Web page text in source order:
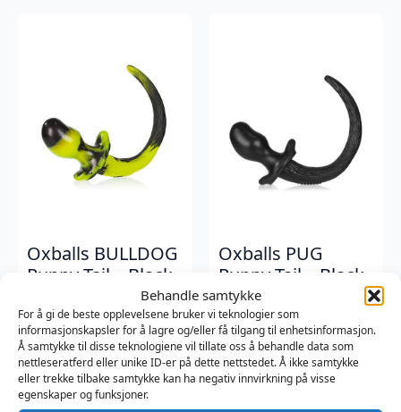
Behandle samtykke
For å gi de beste opplevelsene bruker vi teknologier som
informasjonskapsler for å lagre og/eller få tilgang til enhetsinformasjon.
Å samtykke til disse teknologiene vil tillate oss å behandle data som
nettleseratferd eller unike ID-er på dette nettstedet. Å ikke samtykke
eller trekke tilbake samtykke kan ha negativ innvirkning på visse
egenskaper og funksjoner.
Oxballs BULLDOG
Puppy Tail – Black
Oxballs
2349kr
Oxballs PUG
Puppy Tail – Black
Black – S
Oxballs
1499 kr